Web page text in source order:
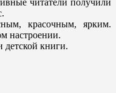
читатели получили
красочным, ярким.
настроении.
детской книги.